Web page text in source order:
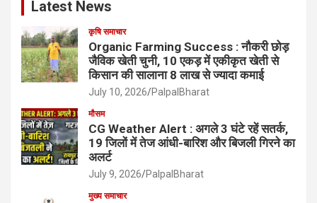
Latest News
कृषि समाचार
Organic Farming Success : नौकरी छोड़
जैविक खेती चुनी, 10 एकड़ में एकीकृत खेती से
किसान की सालाना 8 लाख से ज्यादा कमाई
July 10, 2026 PalpalBharat
मौसम
CG Weather Alert : अगले 3 घंटे रहें सतर्क,
19 जिलों में तेज आंधी-बारिश और बिजली गिरने का
अलर्ट
July 9, 2026 PalpalBharat
मुख्य समाचार